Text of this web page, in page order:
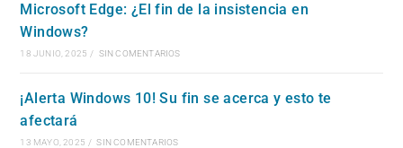
Microsoft Edge: ¿El fin de la insistencia en
Windows?
18 JUNIO, 2025 / SIN COMENTARIOS
¡Alerta Windows 10! Su fin se acerca y esto te
afectará
13 MAYO, 2025 / SIN COMENTARIOS